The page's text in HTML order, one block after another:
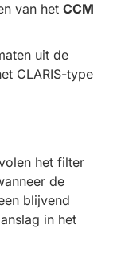
van het CCM
uit de
CLARIS-type
het filter
de
blijvend
in het